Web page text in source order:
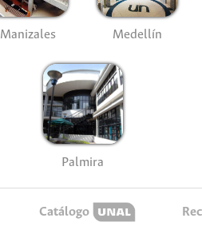
Manizales Medellín
Palmira
Catálogo